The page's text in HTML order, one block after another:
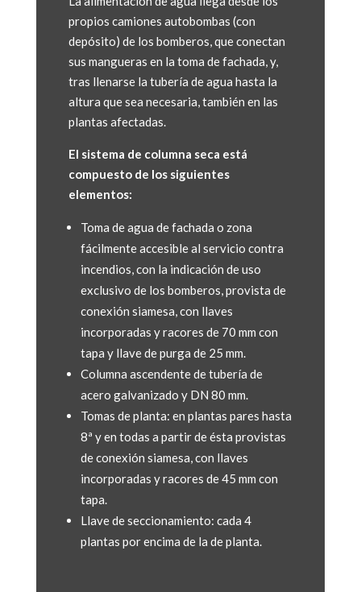
propios camiones autobombas (con
depósito) de los bomberos, que conectan
sus mangueras en la toma de fachada, y,
tras llenarse la tubería de agua hasta la
altura que sea necesaria, también en las
plantas afectadas.
El sistema de columna seca está
compuesto de los siguientes
elementos:
Toma de agua de fachada o zona
fácilmente accesible al servicio contra
incendios, con la indicación de uso
exclusivo de los bomberos, provista de
conexión siamesa, con llaves
incorporadas y racores de 70 mm con
tapa y llave de purga de 25 mm.
Columna ascendente de tubería de
acero galvanizado y DN 80 mm.
Tomas de planta: en plantas pares hasta
8ª y en todas a partir de ésta provistas
de conexión siamesa, con llaves
incorporadas y racores de 45 mm con
tapa.
Llave de seccionamiento: cada 4
plantas por encima de la de planta.